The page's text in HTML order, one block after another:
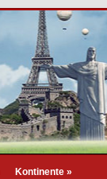
Kontinente »